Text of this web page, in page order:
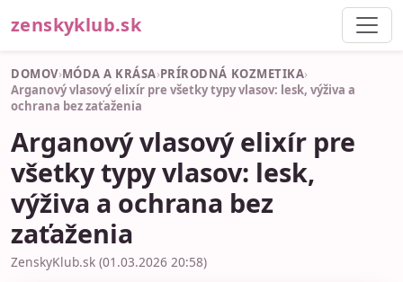
zenskyklub.sk
DOMOV›MÓDA A KRÁSA›PRÍRODNÁ KOZMETIKA›
Arganový vlasový elixír pre všetky typy vlasov: lesk, výživa a
ochrana bez zaťaženia
Arganový vlasový elixír pre
všetky typy vlasov: lesk,
výživa a ochrana bez
zaťaženia
ZenskyKlub.sk (01.03.2026 20:58)